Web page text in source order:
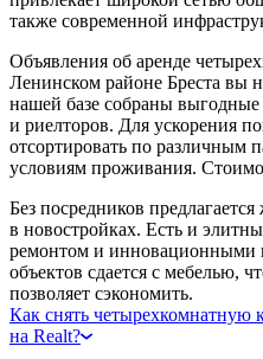
также современной
Объявления об аренде
Ленинском районе Бреста вы
нашей базе собраны
и риелторов. Для ускорения
отсортировать по различным
условиям проживания.
Без посредников
в новостройках. Есть и
ремонтом и инновационными
объектов сдается с мебелью,
позволяет сэкономить.
Как снять четырехкомнатную
на Realt?